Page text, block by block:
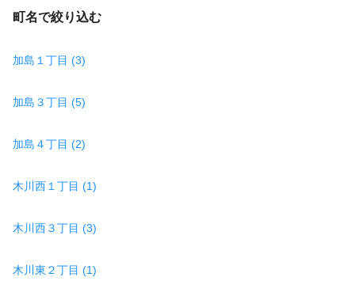
町名で絞り込む
加島１丁目 (3)
加島３丁目 (5)
加島４丁目 (2)
木川西１丁目 (1)
木川西３丁目 (3)
木川東２丁目 (1)